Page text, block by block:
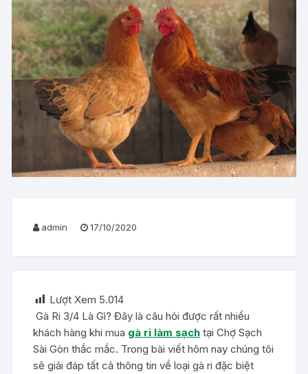
admin 17/10/2020
Lượt Xem 5.014
Gà Ri 3/4 Là Gì? Đây là câu hỏi được rất nhiều
khách hàng khi mua gà ri làm sạch tại Chợ Sạch
Sài Gòn thắc mắc. Trong bài viết hôm nay chúng tôi
sẽ giải đáp tất cả thông tin về loại gà ri đặc biệt